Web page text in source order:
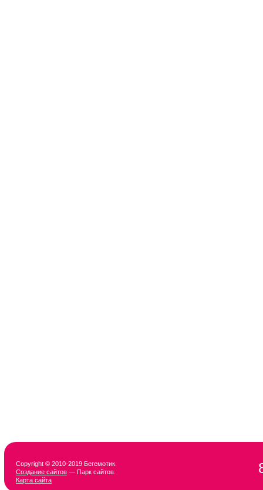
Copyright © 2010-2019 Бегемотик.
Создание сайтов — Парк сайтов.
Карта сайта